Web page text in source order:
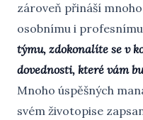
zároveň přináší
osobnímu i
týmu, zdokonalíte se v
dovednosti, které vám
Mnoho úspěšných
svém životopise